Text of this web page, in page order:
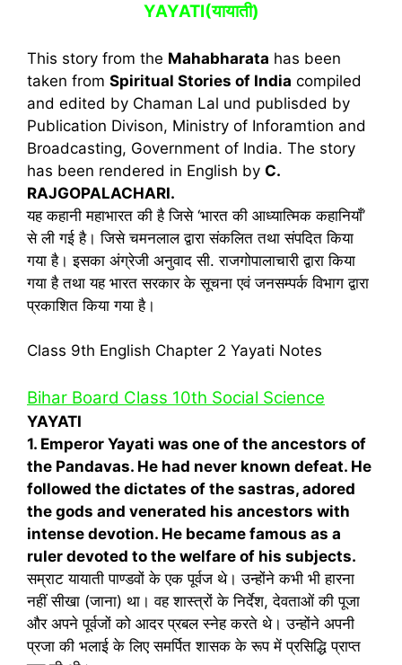
YAYATI(यायाती)
This story from the Mahabharata has been
taken from Spiritual Stories of India compiled
and edited by Chaman Lal und publisded by
Publication Divison, Ministry of Inforamtion and
Broadcasting, Government of India. The story
has been rendered in English by C.
RAJGOPALACHARI.
यह कहानी महाभारत की है जिसे ‘भारत की आध्यात्मिक कहानियाँ’
से ली गई है। जिसे चमनलाल द्वारा संकलित तथा संपदित किया
गया है। इसका अंग्रेजी अनुवाद सी. राजगोपालाचारी द्वारा किया
गया है तथा यह भारत सरकार के सूचना एवं जनसम्पर्क विभाग द्वारा
प्रकाशित किया गया है।
Class 9th English Chapter 2 Yayati Notes
Bihar Board Class 10th Social Science
YAYATI
1. Emperor Yayati was one of the ancestors of
the Pandavas. He had never known defeat. He
followed the dictates of the sastras, adored
the gods and venerated his ancestors with
intense devotion. He became famous as a
ruler devoted to the welfare of his subjects.
सम्राट यायाती पाण्डवों के एक पूर्वज थे। उन्होंने कभी भी हारना
नहीं सीखा (जाना) था। वह शास्त्रों के निर्देश, देवताओं की पूजा
और अपने पूर्वजों को आदर प्रबल स्नेह करते थे। उन्होंने अपनी
प्रजा की भलाई के लिए समर्पित शासक के रूप में प्रसिद्धि प्राप्त